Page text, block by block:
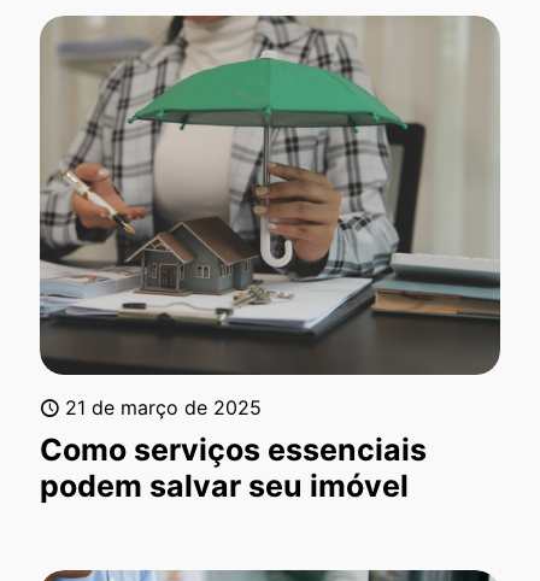
21 de março de 2025
Como serviços essenciais
podem salvar seu imóvel